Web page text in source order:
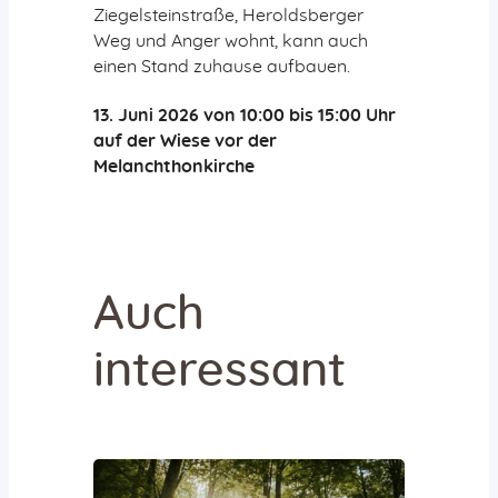
Ziegelsteinstraße, Heroldsberger
Weg und Anger wohnt, kann auch
einen Stand zuhause aufbauen.
13. Juni 2026 von 10:00 bis 15:00 Uhr
auf der Wiese vor der
Melanchthonkirche
Auch
interessant